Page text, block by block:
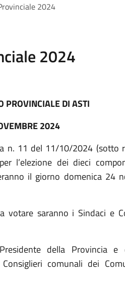
2024
2024
PROVINCIALE DI ASTI
2024
n. 11 del 11/10/2024 (sotto
l’elezione dei dieci
il giorno domenica 24
saranno i Sindaci e
della Provincia e
comunali dei